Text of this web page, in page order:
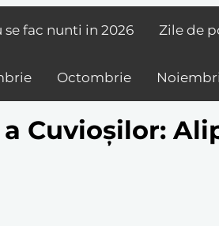
se fac nunti in 2026 Zile de
Octombrie
Cuvioșilor: